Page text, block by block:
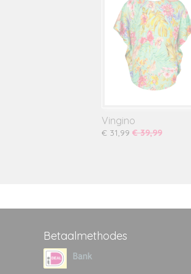
Vingino
€ 31,99 € 39,99
Betaalmethodes